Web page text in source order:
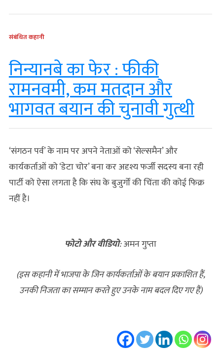
संबंधित कहानी
निन्यानबे का फेर : फीकी
रामनवमी, कम मतदान और
भागवत बयान की चुनावी गुत्‍थी
‘संगठन पर्व’ के नाम पर अपने नेताओं को ‘सेल्समैन’ और
कार्यकर्ताओं को ‘डेटा चोर’ बना कर अदृश्य फर्जी सदस्य बना रही
पार्टी को ऐसा लगता है कि संघ के बुजुर्गों की चिंता की कोई फिक्र
नहीं है।
फोटो और वीडियो:अमन गुप्ता
(इस कहानी में भाजपा के जिन कार्यकर्ताओं के बयान प्रकाशित हैं,
उनकी निजता का सम्मान करते हुए उनके नाम बदल दिए गए हैं)